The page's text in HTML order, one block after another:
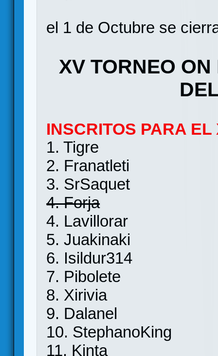
el 1 de Octubre se
XV TORNEO
INSCRITOS PARA EL
1. Tigre
2. Franatleti
3. SrSaquet
4. Forja
4. Lavillorar
5. Juakinaki
6. Isildur314
7. Pibolete
8. Xirivia
9. Dalanel
10. StephanoKing
11. Kinta